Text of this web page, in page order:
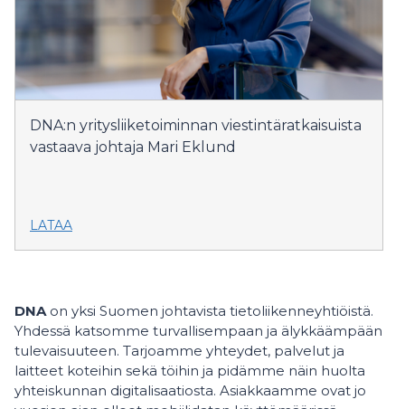
DNA:n yritysliiketoiminnan viestintäratkaisuista
vastaava johtaja Mari Eklund
LATAA
DNA on yksi Suomen johtavista tietoliikenneyhtiöistä.
Yhdessä katsomme turvallisempaan ja älykkäämpään
tulevaisuuteen. Tarjoamme yhteydet, palvelut ja
laitteet koteihin sekä töihin ja pidämme näin huolta
yhteiskunnan digitalisaatiosta. Asiakkaamme ovat jo